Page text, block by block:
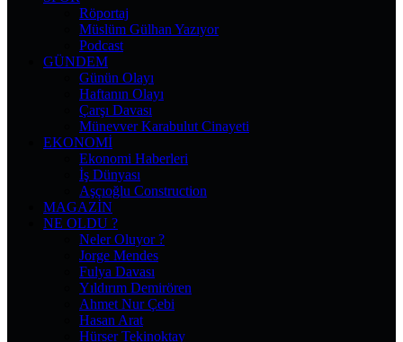
Röportaj
Müslüm Gülhan Yazıyor
Podcast
GÜNDEM
Günün Olayı
Haftanın Olayı
Çarşı Davası
Münevver Karabulut Cinayeti
EKONOMI
Ekonomi Haberleri
İş Dünyası
Aşçıoğlu Construction
MAGAZIN
NE OLDU ?
Neler Oluyor ?
Jorge Mendes
Fulya Davası
Yıldırım Demirören
Ahmet Nur Çebi
Hasan Arat
Hürser Tekinoktay